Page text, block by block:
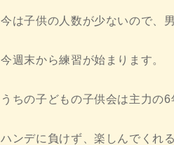
今は子供の人数が少ないので、
今週末から練習が始まります。
うちの子どもの子供会は主力の
ハンデに負けず、楽しんでくれ